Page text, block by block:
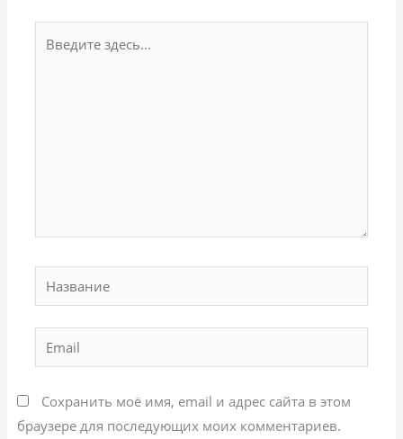
здесь...
Email
Сохранить моё имя, email и адрес сайта в этом
браузере для последующих моих комментариев.